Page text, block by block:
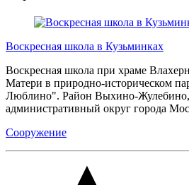
Воскресная школа в Кузьминках
Воскресная школа при храме
Матери в природно-историческом
Люблино". Район Выхино-
административный округ города
Сооружение